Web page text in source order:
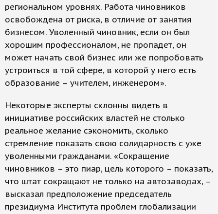
региональном уровнях. Работа чиновников
освобождена от риска, в отличие от занятия
бизнесом. Уволенный чиновник, если он был
хорошим профессионалом, не пропадет, он
может начать свой бизнес или же попробовать
устроиться в той сфере, в которой у него есть
образование – учителем, инженером».
Некоторые эксперты склонны видеть в
инициативе российских властей не столько
реальное желание сэкономить, сколько
стремление показать свою солидарность с уже
уволенными гражданами. «Сокращение
чиновников – это пиар, цель которого – показать,
что штат сокращают не только на автозаводах, –
высказал предположение председатель
президиума Института проблем глобализации